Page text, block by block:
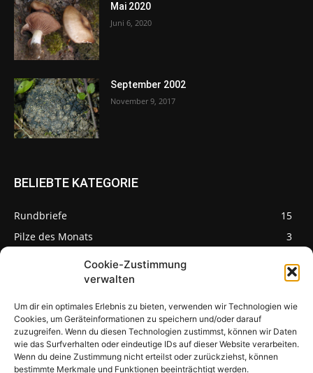
Cookie-Zustimmung
verwalten
Um dir ein optimales Erlebnis zu bieten, verwenden wir Technologien wie
Cookies, um Geräteinformationen zu speichern und/oder darauf
zuzugreifen. Wenn du diesen Technologien zustimmst, können wir Daten
wie das Surfverhalten oder eindeutige IDs auf dieser Website verarbeiten.
Wenn du deine Zustimmung nicht erteilst oder zurückziehst, können
bestimmte Merkmale und Funktionen beeinträchtigt werden.
Mai 2020
Juni 6, 2020
September 2002
November 9, 2017
BELIEBTE KATEGORIE
Rundbriefe
15
Pilze des Monats
3
Pilzseite
Seltene Pilze aus
Mainfranken und
Deutschland